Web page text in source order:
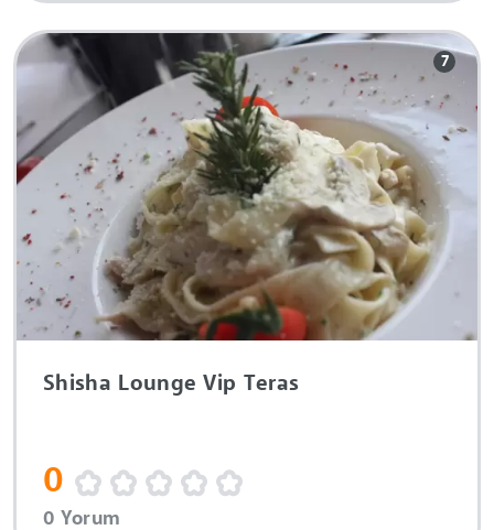
7
Shisha Lounge Vip Teras
0
0 Yorum